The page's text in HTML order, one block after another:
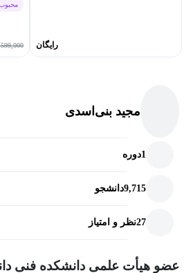
پیشنیاز این درس
رایگان
مجید بنی‌اسدی
1دوره
9,715دانشجو
27نظر و امتیاز
عضو هیأت علمی دانشکده فنی